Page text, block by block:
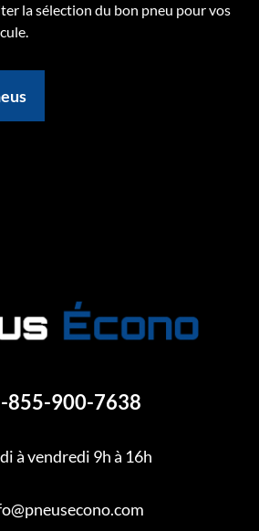
la sélection du bon pneu pour vos
855-900-7638
à vendredi 9h à 16h